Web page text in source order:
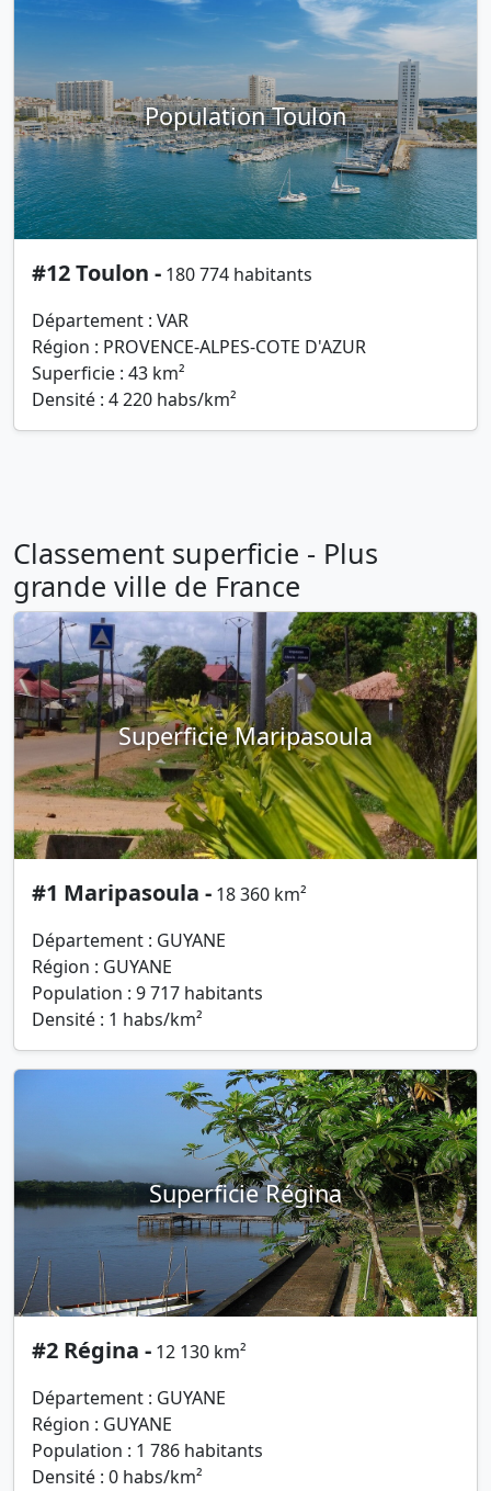
Population Toulon
#12 Toulon - 180 774 habitants
Département : VAR
Région : PROVENCE-ALPES-COTE D'AZUR
Superficie : 43 km²
Densité : 4 220 habs/km²
Classement superficie - Plus
grande ville de France
Superficie Maripasoula
#1 Maripasoula - 18 360 km²
Département : GUYANE
Région : GUYANE
Population : 9 717 habitants
Densité : 1 habs/km²
Superficie Régina
#2 Régina - 12 130 km²
Département : GUYANE
Région : GUYANE
Population : 1 786 habitants
Densité : 0 habs/km²